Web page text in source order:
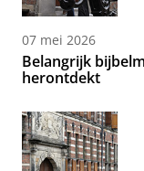
07 mei 2026
Belangrijk
herontdekt